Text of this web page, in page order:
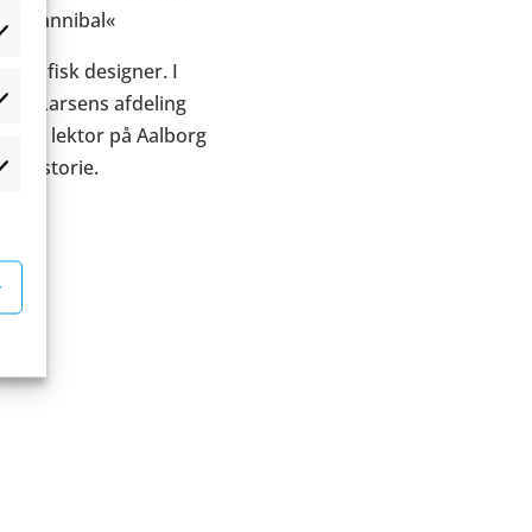
Kannibal«
grafisk designer. I
Larsens afdeling
og lektor på Aalborg